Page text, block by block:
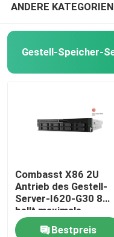
Geüberholter
ANDERE
Gestell-Speicher-
Combasst X86 2U
Antrieb des Gestell-
Server-I620-G30 8
bellt maximale
Erweiterung zu 3TB
Bestpreis